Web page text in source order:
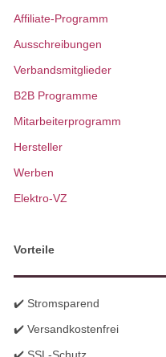
Affiliate-Programm
Ausschreibungen
Verbandsmitglieder
B2B Programme
Mitarbeiterprogramm
Hersteller
Werben
Elektro-VZ
Vorteile
✔️ Stromsparend
✔️ Versandkostenfrei